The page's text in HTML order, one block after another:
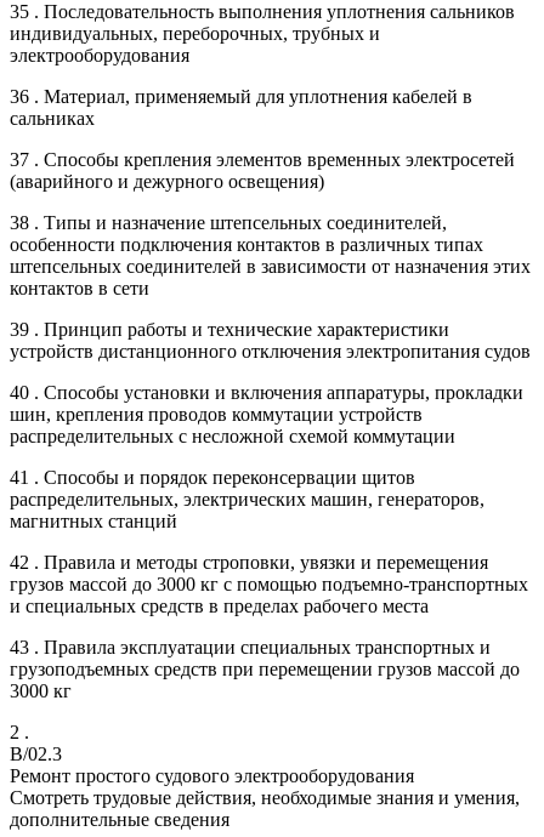
35 . Последовательность выполнения уплотнения сальников
индивидуальных, переборочных, трубных и
электрооборудования
36 . Материал, применяемый для уплотнения кабелей в
сальниках
37 . Способы крепления элементов временных электросетей
(аварийного и дежурного освещения)
38 . Типы и назначение штепсельных соединителей,
особенности подключения контактов в различных типах
штепсельных соединителей в зависимости от назначения этих
контактов в сети
39 . Принцип работы и технические характеристики
устройств дистанционного отключения электропитания судов
40 . Способы установки и включения аппаратуры, прокладки
шин, крепления проводов коммутации устройств
распределительных с несложной схемой коммутации
41 . Способы и порядок переконсервации щитов
распределительных, электрических машин, генераторов,
магнитных станций
42 . Правила и методы строповки, увязки и перемещения
грузов массой до 3000 кг с помощью подъемно-транспортных
и специальных средств в пределах рабочего места
43 . Правила эксплуатации специальных транспортных и
грузоподъемных средств при перемещении грузов массой до
3000 кг
2 .
B/02.3
Ремонт простого судового электрооборудования
Смотреть трудовые действия, необходимые знания и умения,
дополнительные сведения